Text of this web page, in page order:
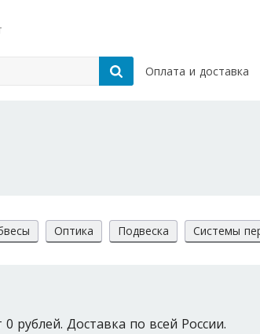
Оплата и доставка
Оптика Подвеска Системы
рублей. Доставка по всей России.